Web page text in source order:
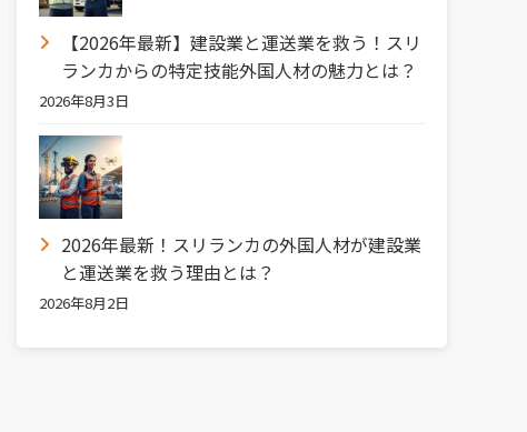
【2026年最新】建設業と運送業を救う！スリ
ランカからの特定技能外国人材の魅力とは？
2026年8月3日
2026年最新！スリランカの外国人材が建設業
と運送業を救う理由とは？
2026年8月2日